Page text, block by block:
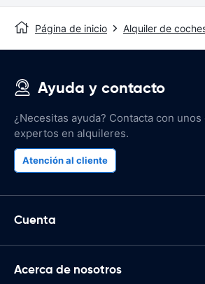
Página de inicio Alquiler de
Ayuda y contacto
¿Necesitas ayuda? Contacta con
expertos en alquileres.
Atención al cliente
Cuenta
Acerca de nosotros